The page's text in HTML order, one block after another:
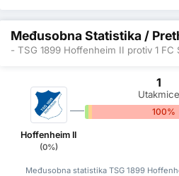
Međusobna Statistika /
- TSG 1899 Hoffenheim II protiv 1 FC
Hoffenheim II
(0%)
1
Utakmice
100%
Međusobna statistika TSG 1899